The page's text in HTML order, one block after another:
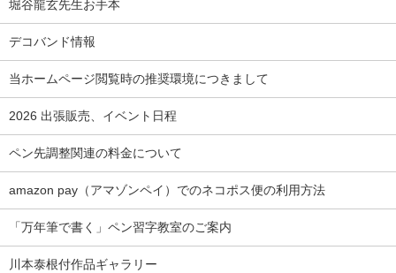
堀谷龍玄先生お手本
デコバンド情報
当ホームページ閲覧時の推奨環境につきまして
2026 出張販売、イベント日程
ペン先調整関連の料金について
amazon pay（アマゾンペイ）でのネコポス便の利用方法
「万年筆で書く」ペン習字教室のご案内
川本泰根付作品ギャラリー